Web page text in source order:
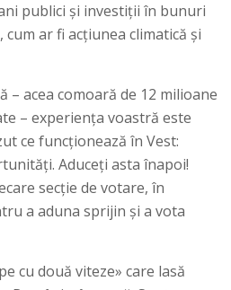
publici și investiții în bunuri
ar fi acțiunea climatică și
acea comoară de 12 milioane
– experiența voastră este
ce funcționează în Vest:
Aduceți asta înapoi!
secție de votare, în
a aduna sprijin și a vota
cu două viteze» care lasă